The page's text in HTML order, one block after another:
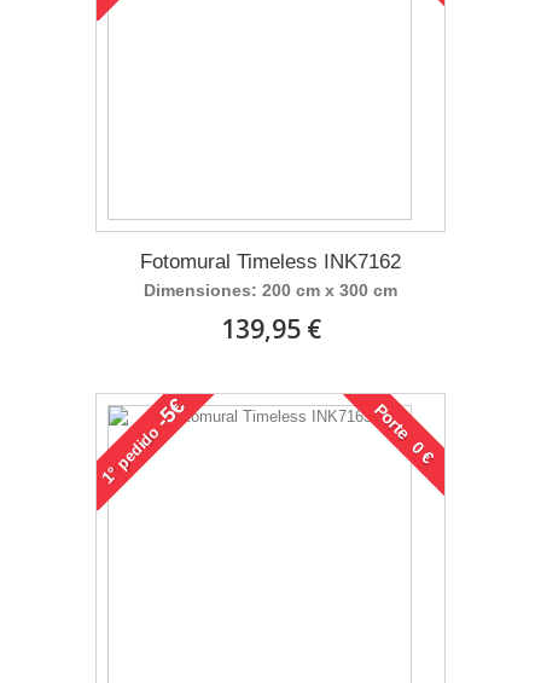
Fotomural Timeless INK7162
Dimensiones: 200 cm x 300 cm
139,95 €
1°
pedido
-5€ Porte 0 €